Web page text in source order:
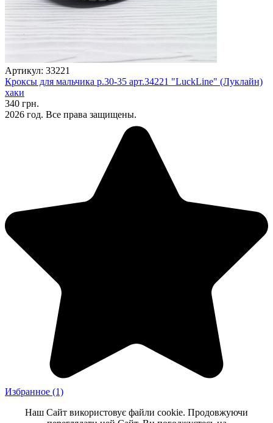
Артикул: 33221
Кроксы для мальчика р.30-35 арт.34221 "LuckLine" (Луклайн)
хаки
340 грн.
2026 год. Все права защищены.
Избранное (1)
Наш Сайт використовує файли cookie. Продовжуючи